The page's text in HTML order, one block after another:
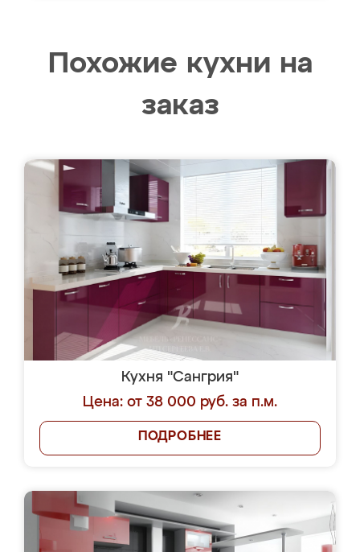
Похожие кухни на
заказ
Кухня "Сангрия"
Цена: от 38 000 руб. за п.м.
ПОДРОБНЕЕ